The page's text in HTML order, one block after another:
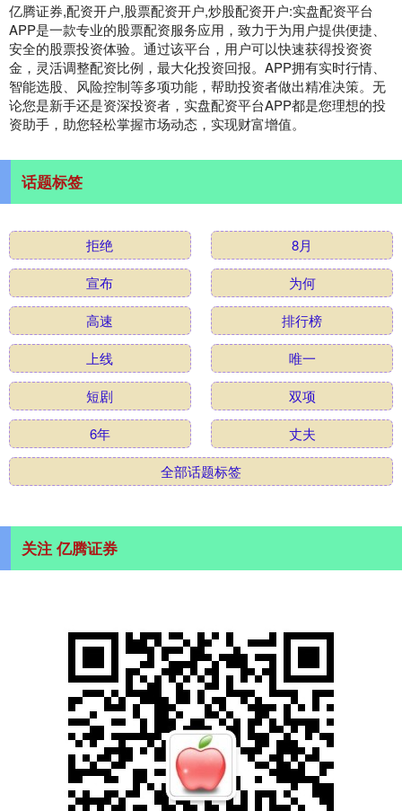
亿腾证券,配资开户,股票配资开户,炒股配资开户:实盘配资平台
APP是一款专业的股票配资服务应用，致力于为用户提供便捷、
安全的股票投资体验。通过该平台，用户可以快速获得投资资
金，灵活调整配资比例，最大化投资回报。APP拥有实时行情、
智能选股、风险控制等多项功能，帮助投资者做出精准决策。无
论您是新手还是资深投资者，实盘配资平台APP都是您理想的投
资助手，助您轻松掌握市场动态，实现财富增值。
话题标签
拒绝
8月
宣布
为何
高速
排行榜
上线
唯一
短剧
双项
6年
丈夫
全部话题标签
关注 亿腾证券